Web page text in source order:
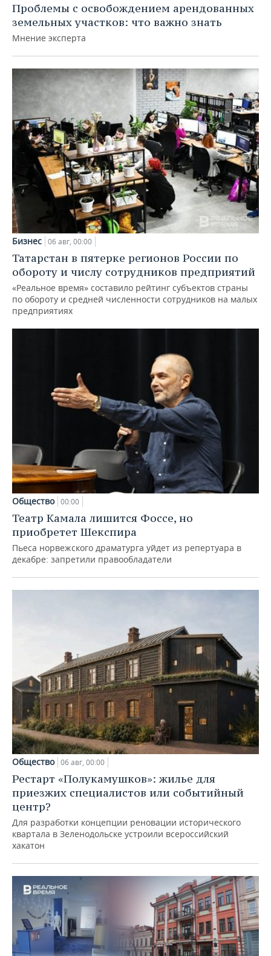
Проблемы с освобождением арендованных
земельных участков: что важно знать
Мнение эксперта
Бизнес 06 авг, 00:00
Татарстан в пятерке регионов России по
обороту и числу сотрудников предприятий
«Реальное время» составило рейтинг субъектов страны
по обороту и средней численности сотрудников на малых
предприятиях
Общество 00:00
Театр Камала лишится Фоссе, но
приобретет Шекспира
Пьеса норвежского драматурга уйдет из репертуара в
декабре: запретили правообладатели
Общество 06 авг, 00:00
Рестарт «Полукамушков»: жилье для
приезжих специалистов или событийный
центр?
Для разработки концепции реновации исторического
квартала в Зеленодольске устроили всероссийский
хакатон